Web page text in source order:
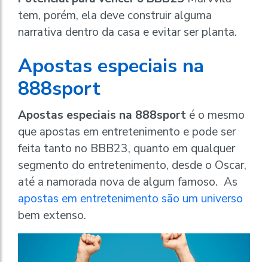
tem, porém, ela deve construir alguma
narrativa dentro da casa e evitar ser planta.
Apostas especiais na
888sport
Apostas especiais na 888sport é o mesmo
que apostas em entretenimento e pode ser
feita tanto no BBB23, quanto em qualquer
segmento do entretenimento, desde o Oscar,
até a namorada nova de algum famoso. As
apostas em entretenimento são um universo
bem extenso.